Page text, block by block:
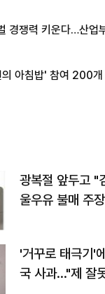
경쟁력 키운다…산업
아침밥' 참여 200개
광복절 앞두고 "
울우유 불매 주
'거꾸로 태극기'
국 사과…"제 잘